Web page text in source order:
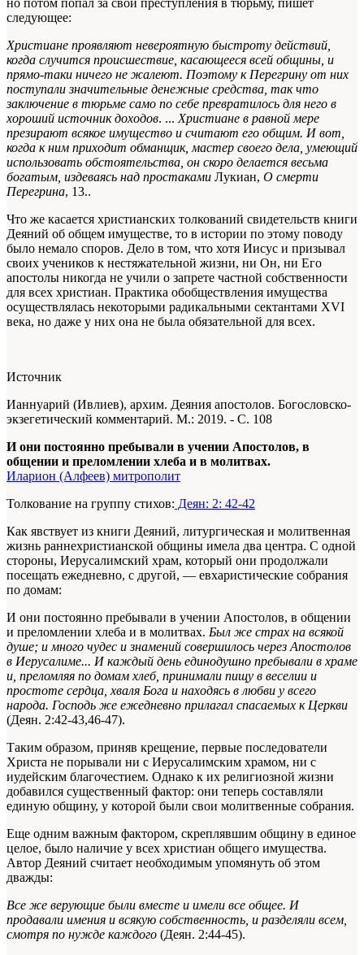
но потом попал за свои преступления в тюрьму, пишет
следующее:
Христиане проявляют невероятную быстроту действий,
когда случится происшествие, касающееся всей общины, и
прямо-таки ничего не жалеют. Поэтому к Перегрину от них
поступали значительные денежные средства, так что
заключение в тюрьме само по себе превратилось для него в
хороший источник доходов. ... Христиане в равной мере
презирают всякое имущество и считают его общим. И вот,
когда к ним приходит обманщик, мастер своего дела, умеющий
использовать обстоятельства, он скоро делается весьма
богатым, издеваясь над простаками Лукиан, О смерти
Перегрина, 13..
Что же касается христианских толкований свидетельств книги
Деяний об общем имуществе, то в истории по этому поводу
было немало споров. Дело в том, что хотя Иисус и призывал
своих учеников к нестяжательной жизни, ни Он, ни Его
апостолы никогда не учили о запрете частной собственности
для всех христиан. Практика обобществления имущества
осуществлялась некоторыми радикальными сектантами XVI
века, но даже у них она не была обязательной для всех.
Источник
Ианнуарий (Ивлиев), архим. Деяния апостолов. Богословско-
экзегетический комментарий. М.: 2019. - С. 108
И они постоянно пребывали в учении Апостолов, в
общении и преломлении хлеба и в молитвах.
Иларион (Алфеев) митрополит
Толкование на группу стихов: Деян: 2: 42-42
Как явствует из книги Деяний, литургическая и молитвенная
жизнь раннехристианской общины имела два центра. С одной
стороны, Иерусалимский храм, который они продолжали
посещать ежедневно, с другой, — евхаристические собрания
по домам:
И они постоянно пребывали в учении Апостолов, в общении
и преломлении хлеба и в молитвах. Был же страх на всякой
душе; и много чудес и знамений совершилось через Апостолов
в Иерусалиме... И каждый день единодушно пребывали в храме
и, преломляя по домам хлеб, принимали пищу в веселии и
простоте сердца, хваля Бога и находясь в любви у всего
народа. Господь же ежедневно прилагал спасаемых к Церкви
(Деян. 2:42-43,46-47).
Таким образом, приняв крещение, первые последователи
Христа не порывали ни с Иерусалимским храмом, ни с
иудейским благочестием. Однако к их религиозной жизни
добавился существенный фактор: они теперь составляли
единую общину, у которой были свои молитвенные собрания.
Еще одним важным фактором, скреплявшим общину в единое
целое, было наличие у всех христиан общего имущества.
Автор Деяний считает необходимым упомянуть об этом
дважды:
Все же верующие были вместе и имели все общее. И
продавали имения и всякую собственность, и разделяли всем,
смотря по нужде каждого (Деян. 2:44-45).